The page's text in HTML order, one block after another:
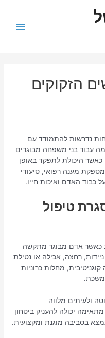
הזקוקים
נדרשות להתמודד עם
עבור בני משפחה מבוגרים
כאשר היכולת לתפקד באופן
מענה רפואי, סיעודי
כבוד האדם ואיכות חייו.
טיפול
כאשר אדם מבוגר מתקשה
ניידות, רחצה, אכילה או נטילת
מחלות כרוניות
ולעיתים מלווה
יכולה להעניק ביטחון
בסביבה מוגנת ומקצועית.